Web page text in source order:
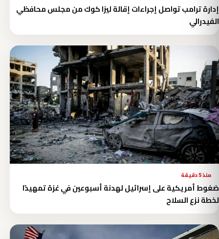
إدارة ترامب تواصل إجراءات إقالة ليزا كوك من مجلس محافظي
الفيدرالي
منذ 5 دقيقة
ضغوط أمريكية على إسرائيل لهدنة أسبوعين في غزة تمهيدًا
لخطة نزع السلاح